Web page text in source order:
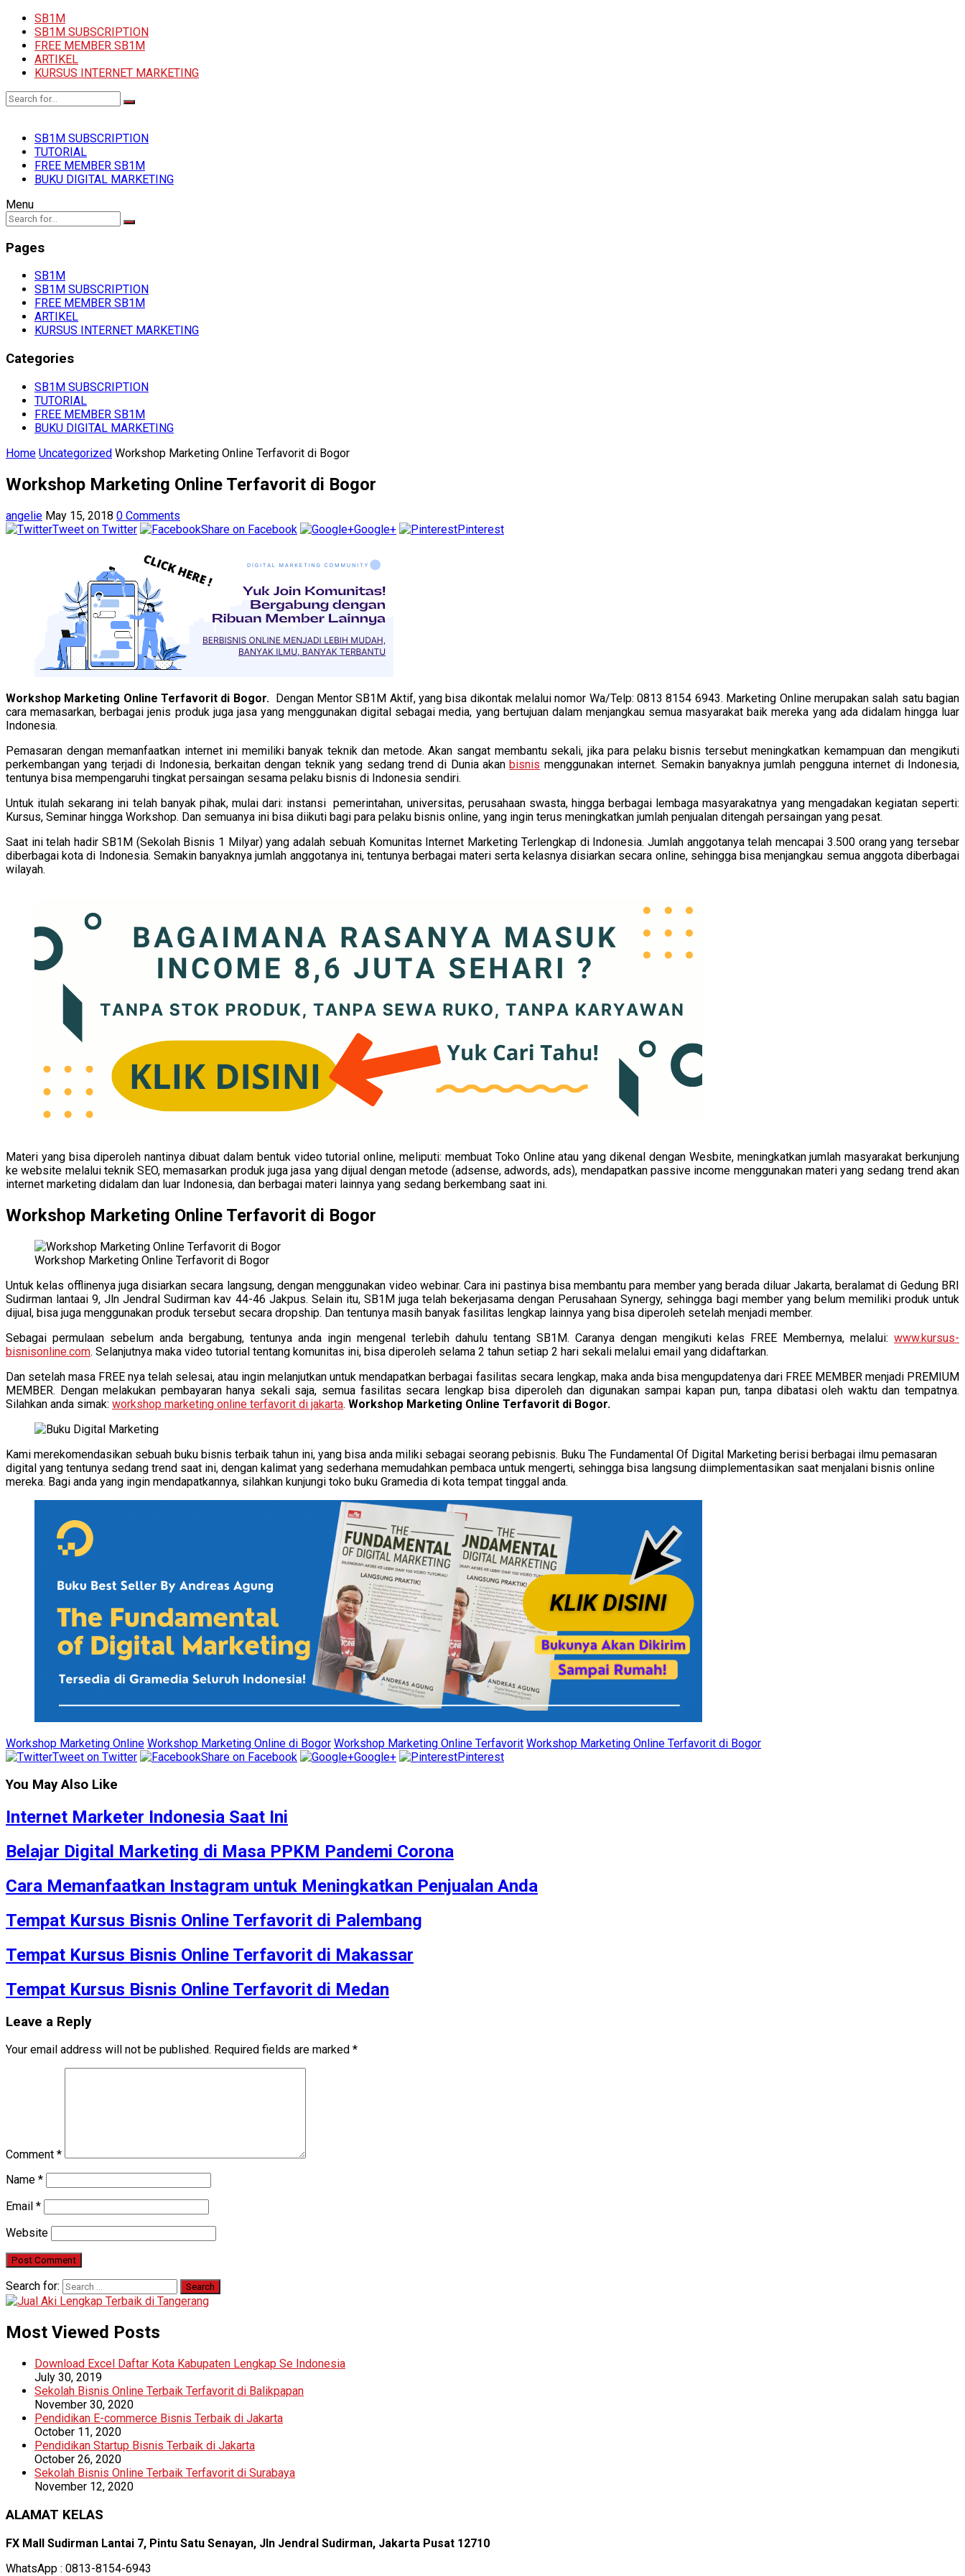
SB1M
SB1M SUBSCRIPTION
FREE MEMBER SB1M
ARTIKEL
KURSUS INTERNET MARKETING
SB1M SUBSCRIPTION
TUTORIAL
FREE MEMBER SB1M
BUKU DIGITAL MARKETING
Menu
Pages
SB1M
SB1M SUBSCRIPTION
FREE MEMBER SB1M
ARTIKEL
KURSUS INTERNET MARKETING
Categories
SB1M SUBSCRIPTION
TUTORIAL
FREE MEMBER SB1M
BUKU DIGITAL MARKETING
Home Uncategorized Workshop Marketing Online Terfavorit di Bogor
Workshop Marketing Online Terfavorit di Bogor
angelie May 15, 2018 0 Comments
Tweet on Twitter
Share on Facebook Google+ Pinterest
Workshop Marketing Online Terfavorit di Bogor. Dengan Mentor SB1M Aktif, yang bisa dikontak melalui nomor Wa/Telp: 0813 8154 6943. Marketing Online merupakan salah satu bagian
cara memasarkan, berbagai jenis produk juga jasa yang menggunakan digital sebagai media, yang bertujuan dalam menjangkau semua masyarakat baik mereka yang ada didalam hingga luar
Indonesia.
Pemasaran dengan memanfaatkan internet ini memiliki banyak teknik dan metode. Akan sangat membantu sekali, jika para pelaku bisnis tersebut meningkatkan kemampuan dan mengikuti
perkembangan yang terjadi di Indonesia, berkaitan dengan teknik yang sedang trend di Dunia akanbisnis menggunakan internet. Semakin banyaknya jumlah pengguna internet di Indonesia,
tentunya bisa mempengaruhi tingkat persaingan sesama pelaku bisnis di Indonesia sendiri.
Untuk itulah sekarang ini telah banyak pihak, mulai dari: instansi pemerintahan, universitas, perusahaan swasta, hingga berbagai lembaga masyarakatnya yang mengadakan kegiatan seperti:
Kursus, Seminar hingga Workshop. Dan semuanya ini bisa diikuti bagi para pelaku bisnis online, yang ingin terus meningkatkan jumlah penjualan ditengah persaingan yang pesat.
Saat ini telah hadir SB1M (Sekolah Bisnis 1 Milyar) yang adalah sebuah Komunitas Internet Marketing Terlengkap di Indonesia. Jumlah anggotanya telah mencapai 3.500 orang yang tersebar
diberbagai kota di Indonesia. Semakin banyaknya jumlah anggotanya ini, tentunya berbagai materi serta kelasnya disiarkan secara online, sehingga bisa menjangkau semua anggota diberbagai
wilayah.
Materi yang bisa diperoleh nantinya dibuat dalam bentuk video tutorial online, meliputi: membuat Toko Online atau yang dikenal dengan Wesbite, meningkatkan jumlah masyarakat berkunjung
ke website melalui teknik SEO, memasarkan produk juga jasa yang dijual dengan metode (adsense, adwords, ads), mendapatkan passive income menggunakan materi yang sedang trend akan
internet marketing didalam dan luar Indonesia, dan berbagai materi lainnya yang sedang berkembang saat ini.
Workshop Marketing Online Terfavorit di Bogor
Workshop Marketing Online Terfavorit di Bogor
Untuk kelas offlinenya juga disiarkan secara langsung, dengan menggunakan video webinar. Cara ini pastinya bisa membantu para member yang berada diluar Jakarta, beralamat di Gedung BRI
Sudirman lantaai 9, Jln Jendral Sudirman kav 44-46 Jakpus. Selain itu, SB1M juga telah bekerjasama dengan Perusahaan Synergy, sehingga bagi member yang belum memiliki produk untuk
dijual, bisa juga menggunakan produk tersebut secara dropship. Dan tentunya masih banyak fasilitas lengkap lainnya yang bisa diperoleh setelah menjadi member.
Sebagai permulaan sebelum anda bergabung, tentunya anda ingin mengenal terlebih dahulu tentang SB1M. Caranya dengan mengikuti kelas FREE Membernya, melalui: www.kursus-
bisnisonline.com. Selanjutnya maka video tutorial tentang komunitas ini, bisa diperoleh selama 2 tahun setiap 2 hari sekali melalui email yang didaftarkan.
Dan setelah masa FREE nya telah selesai, atau ingin melanjutkan untuk mendapatkan berbagai fasilitas secara lengkap, maka anda bisa mengupdatenya dari FREE MEMBER menjadi PREMIUM
MEMBER. Dengan melakukan pembayaran hanya sekali saja, semua fasilitas secara lengkap bisa diperoleh dan digunakan sampai kapan pun, tanpa dibatasi oleh waktu dan tempatnya.
Silahkan anda simak: workshop marketing online terfavorit di jakarta. Workshop Marketing Online Terfavorit di Bogor.
Kami merekomendasikan sebuah buku bisnis terbaik tahun ini, yang bisa anda miliki sebagai seorang pebisnis. Buku The Fundamental Of Digital Marketing berisi berbagai ilmu pemasaran
digital yang tentunya sedang trend saat ini, dengan kalimat yang sederhana memudahkan pembaca untuk mengerti, sehingga bisa langsung diimplementasikan saat menjalani bisnis online
mereka. Bagi anda yang ingin mendapatkannya, silahkan kunjungi toko buku Gramedia di kota tempat tinggal anda.
Workshop Marketing Online Workshop Marketing Online di Bogor Workshop Marketing Online Terfavorit Workshop Marketing Online Terfavorit di Bogor
Tweet on Twitter
Share on Facebook Google+ Pinterest
You May Also Like
Internet Marketer Indonesia Saat Ini
Belajar Digital Marketing di Masa PPKM Pandemi Corona
Cara Memanfaatkan Instagram untuk Meningkatkan Penjualan Anda
Tempat Kursus Bisnis Online Terfavorit di Palembang
Tempat Kursus Bisnis Online Terfavorit di Makassar
Tempat Kursus Bisnis Online Terfavorit di Medan
Leave a Reply
Your email address will not be published. Required fields are marked *
Comment *
Name *
Email *
Website
Search for:
Most Viewed Posts
Download Excel Daftar Kota Kabupaten Lengkap Se Indonesia
July 30, 2019
Sekolah Bisnis Online Terbaik Terfavorit di Balikpapan
November 30, 2020
Pendidikan E-commerce Bisnis Terbaik di Jakarta
October 11, 2020
Pendidikan Startup Bisnis Terbaik di Jakarta
October 26, 2020
Sekolah Bisnis Online Terbaik Terfavorit di Surabaya
November 12, 2020
ALAMAT KELAS
FX Mall Sudirman Lantai 7, Pintu Satu Senayan, Jln Jendral Sudirman, Jakarta Pusat 12710
WhatsApp : 0813-8154-6943